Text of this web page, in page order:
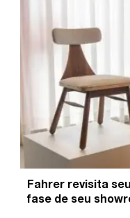
Fahrer revisita
fase de seu